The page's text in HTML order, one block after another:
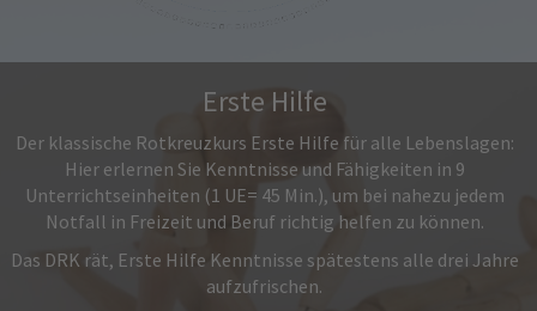
Erste Hilfe
Der klassische Rotkreuzkurs Erste Hilfe für alle Lebenslagen:
Hier erlernen Sie Kenntnisse und Fähigkeiten in 9
Unterrichtseinheiten (1 UE= 45 Min.), um bei nahezu jedem
Notfall in Freizeit und Beruf richtig helfen zu können.
Das DRK rät, Erste Hilfe Kenntnisse spätestens alle drei Jahre
aufzufrischen.